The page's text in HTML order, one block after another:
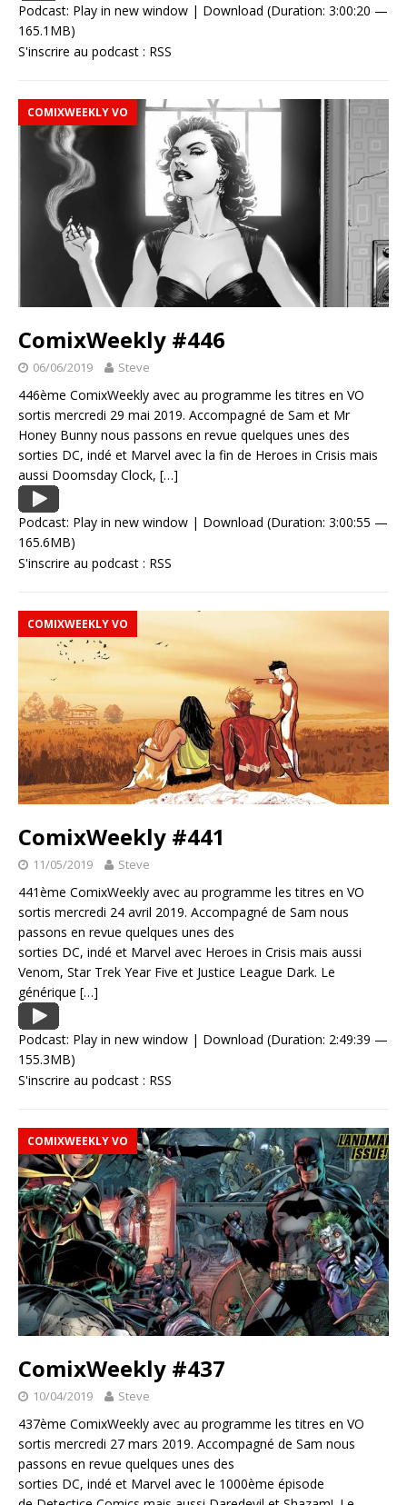
Podcast: Play in new window | Download (Duration: 3:00:20 —
165.1MB)
S'inscrire au podcast : RSS
COMIXWEEKLY VO
ComixWeekly #446
06/06/2019 Steve
446ème ComixWeekly avec au programme les titres en VO
sortis mercredi 29 mai 2019. Accompagné de Sam et Mr
Honey Bunny nous passons en revue quelques unes des
sorties DC, indé et Marvel avec la fin de Heroes in Crisis mais
aussi Doomsday Clock, […]
Podcast: Play in new window | Download (Duration: 3:00:55 —
165.6MB)
S'inscrire au podcast : RSS
COMIXWEEKLY VO
ComixWeekly #441
11/05/2019 Steve
441ème ComixWeekly avec au programme les titres en VO
sortis mercredi 24 avril 2019. Accompagné de Sam nous
passons en revue quelques unes des
sorties DC, indé et Marvel avec Heroes in Crisis mais aussi
Venom, Star Trek Year Five et Justice League Dark. Le
générique […]
Podcast: Play in new window | Download (Duration: 2:49:39 —
155.3MB)
S'inscrire au podcast : RSS
COMIXWEEKLY VO
ComixWeekly #437
10/04/2019 Steve
437ème ComixWeekly avec au programme les titres en VO
sortis mercredi 27 mars 2019. Accompagné de Sam nous
passons en revue quelques unes des
sorties DC, indé et Marvel avec le 1000ème épisode